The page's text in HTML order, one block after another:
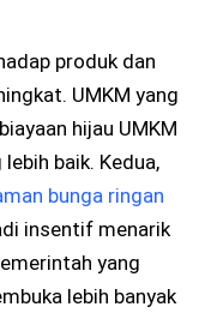
produk dan
UMKM yang
hijau UMKM
baik. Kedua,
bunga ringan
insentif menarik
yang
lebih banyak